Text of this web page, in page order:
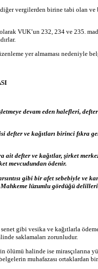
vergilerden birine tabi olan
VUK’un 232, 234 ve 235.
yer almaması nedeniyle
devam eden halefleri,
ve kağıtları birinci fıkra
defter ve kağıtlar, şirket
mevcudundan ödenir.
gibi bir afet sebebiyle
lüzumlu gördüğü
gibi vesika ve kağıtlarla
saklamaları zorunludur.
ölümü halinde ise
muhafazası ortaklardan